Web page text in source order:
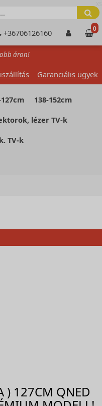
+36706126160 0
áron!
Garanciális ügyek
138-152cm
lézer TV-k
TV-k
) 127CM QNED